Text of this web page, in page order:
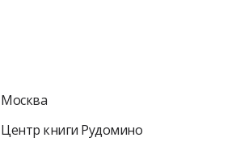
Москва
Центр книги Рудомино